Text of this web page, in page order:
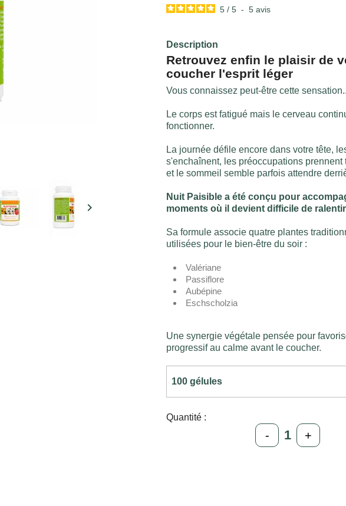

5 / 5 - 5avis
Description
Retrouvez enfin le plaisir de
coucher l'esprit léger
Vous connaissez peut-être cette
Le corps est fatigué mais le cerveau
fonctionner.
La journée défile encore dans votre tête,
s'enchaînent, les préoccupations prennent
et le sommeil semble parfois attendre
Nuit Paisible a été conçu pour
moments où il devient difficile de
Sa formule associe quatre plantes
utilisées pour le bien-être du soir :
Valériane
Passiflore
Aubépine
Eschscholzia
Une synergie végétale pensée pour
progressif au calme avant le coucher.
Quantité :
- +